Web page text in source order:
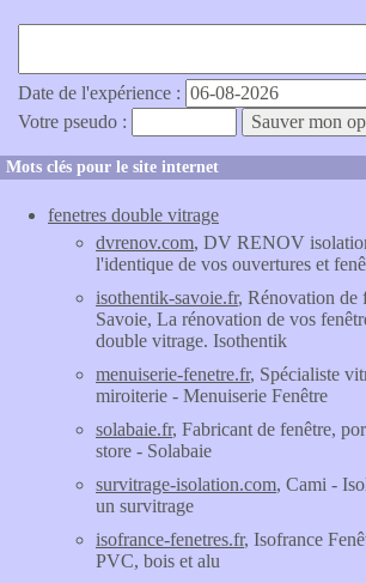
Date de l'expérience :
Votre pseudo :
Mots clés pour le site internet
fenetres double vitrage
dvrenov.com, DV RENOV
l'identique de vos ouvertures et
isothentik-savoie.fr, Rénovation de
Savoie, La rénovation de vos
double vitrage. Isothentik
menuiserie-fenetre.fr, Spécialiste
miroiterie - Menuiserie Fenêtre
solabaie.fr, Fabricant de fenêtre,
store - Solabaie
survitrage-isolation.com, Cami -
un survitrage
isofrance-fenetres.fr, Isofrance
PVC, bois et alu